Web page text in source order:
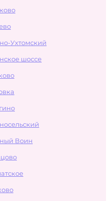
Ухтомский
шоссе
Воин